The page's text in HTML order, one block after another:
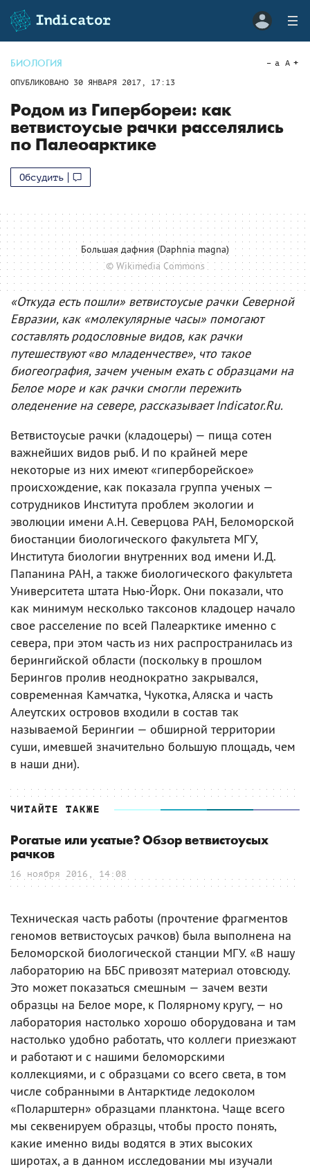
БИОЛОГИЯ
ОПУБЛИКОВАНО 30 ЯНВАРЯ 2017, 17:13
a A
Родом из Гипербореи: как
ветвистоусые рачки расселялись
по Палеоарктике
Обсудить
Большая дафния (Daphnia magna)
© Wikimedia Commons
«Откуда есть пошли» ветвистоусые рачки Северной
Евразии, как «молекулярные часы» помогают
составлять родословные видов, как рачки
путешествуют «во младенчестве», что такое
биогеография, зачем ученым ехать с образцами на
Белое море и как рачки смогли пережить
оледенение на севере, рассказывает Indicator.Ru.
Ветвистоусые рачки (кладоцеры) — пища сотен
важнейших видов рыб. И по крайней мере
некоторые из них имеют «гиперборейское»
происхождение, как показала группа ученых —
сотрудников Института проблем экологии и
эволюции имени А.Н. Северцова РАН, Беломорской
биостанции биологического факультета МГУ,
Института биологии внутренних вод имени И.Д.
Папанина РАН, а также биологического факультета
Университета штата Нью-Йорк. Они показали, что
как минимум несколько таксонов кладоцер начало
свое расселение по всей Палеарктике именно с
севера, при этом часть из них распространилась из
берингийской области (поскольку в прошлом
Берингов пролив неоднократно закрывался,
современная Камчатка, Чукотка, Аляска и часть
Алеутских островов входили в состав так
называемой Берингии — обширной территории
суши, имевшей значительно большую площадь, чем
в наши дни).
ЧИТАЙТЕ ТАКЖЕ
Рогатые или усатые? Обзор ветвистоусых
рачков
16 ноября 2016, 14:08
Техническая часть работы (прочтение фрагментов
геномов ветвистоусых рачков) была выполнена на
Беломорской биологической станции МГУ. «В нашу
лабораторию на ББС привозят материал отовсюду.
Это может показаться смешным — зачем везти
образцы на Белое море, к Полярному кругу, — но
лаборатория настолько хорошо оборудована и там
настолько удобно работать, что коллеги приезжают
и работают и с нашими беломорскими
коллекциями, и с образцами со всего света, в том
числе собранными в Антарктиде ледоколом
«Поларштерн» образцами планктона. Чаще всего
мы секвенируем образцы, чтобы просто понять,
какие именно виды водятся в этих высоких
широтах, а в данном исследовании мы изучали